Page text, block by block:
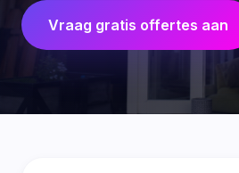
Vraag gratis offertes aan